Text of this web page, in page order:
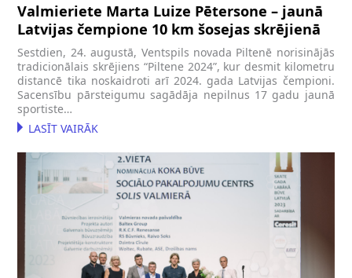
Valmieriete Marta Luize Pētersone – jaunā
Latvijas čempione 10 km šosejas skrējienā
Sestdien, 24. augustā, Ventspils novada Piltenē norisinājās
tradicionālais skrējiens “Piltene 2024”, kur desmit kilometru
distancē tika noskaidroti arī 2024. gada Latvijas čempioni.
Sacensību pārsteigumu sagādāja nepilnus 17 gadu jaunā
sportiste…
LASĪT VAIRĀK